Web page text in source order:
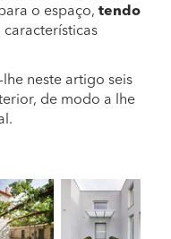
o espaço, tendo
características
neste artigo seis
de modo a lhe